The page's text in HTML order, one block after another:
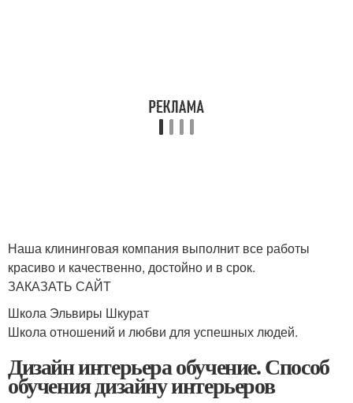
Наша клининговая компания выполнит все работы
красиво и качественно, достойно и в срок.
ЗАКАЗАТЬ САЙТ
Школа Эльвиры Шкурат
Школа отношений и любви для успешных людей.
Дизайн интерьера обучение. Способ
обучения дизайну интерьеров